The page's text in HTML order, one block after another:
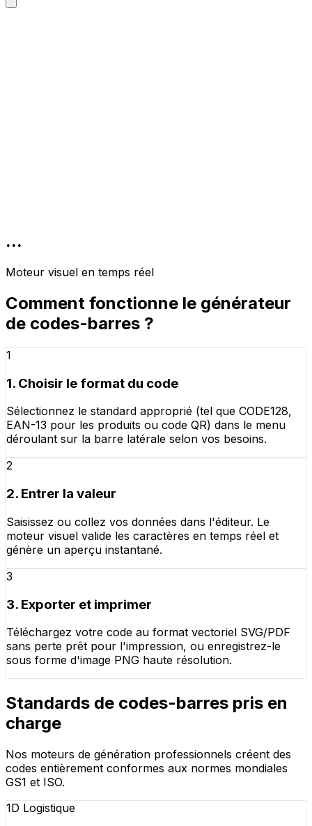
...
Moteur visuel en temps réel
Comment fonctionne le générateur
de codes-barres ?
1
1. Choisir le format du code
Sélectionnez le standard approprié (tel que CODE128,
EAN-13 pour les produits ou code QR) dans le menu
déroulant sur la barre latérale selon vos besoins.
2
2. Entrer la valeur
Saisissez ou collez vos données dans l'éditeur. Le
moteur visuel valide les caractères en temps réel et
génère un aperçu instantané.
3
3. Exporter et imprimer
Téléchargez votre code au format vectoriel SVG/PDF
sans perte prêt pour l'impression, ou enregistrez-le
sous forme d'image PNG haute résolution.
Standards de codes-barres pris en
charge
Nos moteurs de génération professionnels créent des
codes entièrement conformes aux normes mondiales
GS1 et ISO.
1D Logistique